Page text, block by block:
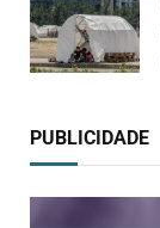
PUBLICIDADE